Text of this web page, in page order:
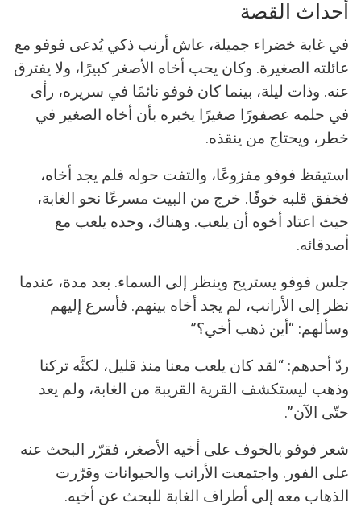
أحداث القصة
في غابة خضراء جميلة، عاش أرنب ذكي يُدعى فوفو مع
عائلته الصغيرة. وكان يحب أخاه الأصغر كبيرًا، ولا يفترق
عنه. وذات ليلة، بينما كان فوفو نائمًا في سريره، رأى
في حلمه عصفورًا صغيرًا يخبره بأن أخاه الصغير في
خطر، ويحتاج من ينقذه.
استيقظ فوفو مفزوعًا، والتفت حوله فلم يجد أخاه،
فخفق قلبه خوفًا. خرج من البيت مسرعًا نحو الغابة،
حيث اعتاد أخوه أن يلعب. وهناك، وجده يلعب مع
أصدقائه.
جلس فوفو يستريح وينظر إلى السماء. بعد مدة، عندما
نظر إلى الأرانب، لم يجد أخاه بينهم. فأسرع إليهم
وسألهم: “أين ذهب أخي؟”
ردّ أحدهم: “لقد كان يلعب معنا منذ قليل، لكنَّه تركنا
وذهب ليستكشف القرية القريبة من الغابة، ولم يعد
حتّى الآن”.
شعر فوفو بالخوف على أخيه الأصغر، فقرّر البحث عنه
على الفور. واجتمعت الأرانب والحيوانات وقرّرت
الذهاب معه إلى أطراف الغابة للبحث عن أخيه.